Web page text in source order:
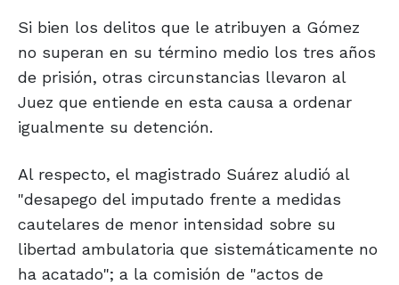
Si bien los delitos que le atribuyen a Gómez
no superan en su término medio los tres años
de prisión, otras circunstancias llevaron al
Juez que entiende en esta causa a ordenar
igualmente su detención.
Al respecto, el magistrado Suárez aludió al
"desapego del imputado frente a medidas
cautelares de menor intensidad sobre su
libertad ambulatoria que sistemáticamente no
ha acatado"; a la comisión de "actos de